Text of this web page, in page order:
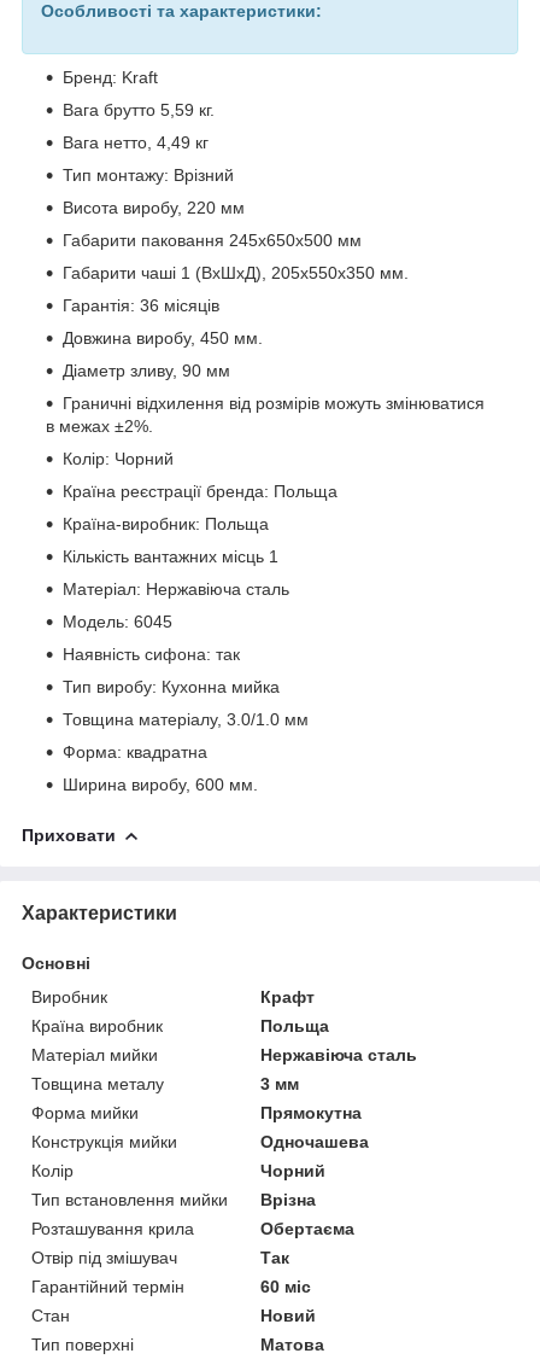
Особливості та характеристики:
Бренд: Kraft
Вага брутто 5,59 кг.
Вага нетто, 4,49 кг
Тип монтажу: Врізний
Висота виробу, 220 мм
Габарити паковання 245х650х500 мм
Габарити чаші 1 (ВхШхД), 205х550х350 мм.
Гарантія: 36 місяців
Довжина виробу, 450 мм.
Діаметр зливу, 90 мм
Граничні відхилення від розмірів можуть змінюватися
в межах ±2%.
Колір: Чорний
Країна реєстрації бренда: Польща
Країна-виробник: Польща
Кількість вантажних місць 1
Матеріал: Нержавіюча сталь
Модель: 6045
Наявність сифона: так
Тип виробу: Кухонна мийка
Товщина матеріалу, 3.0/1.0 мм
Форма: квадратна
Ширина виробу, 600 мм.
Приховати
Характеристики
Основні
Виробник
Крафт
Країна виробник
Польща
Матеріал мийки
Нержавіюча сталь
Товщина металу
3 мм
Форма мийки
Прямокутна
Конструкція мийки
Одночашева
Колір
Чорний
Тип встановлення мийки
Врізна
Розташування крила
Обертаєма
Отвір під змішувач
Так
Гарантійний термін
60 міс
Стан
Новий
Тип поверхні
Матова